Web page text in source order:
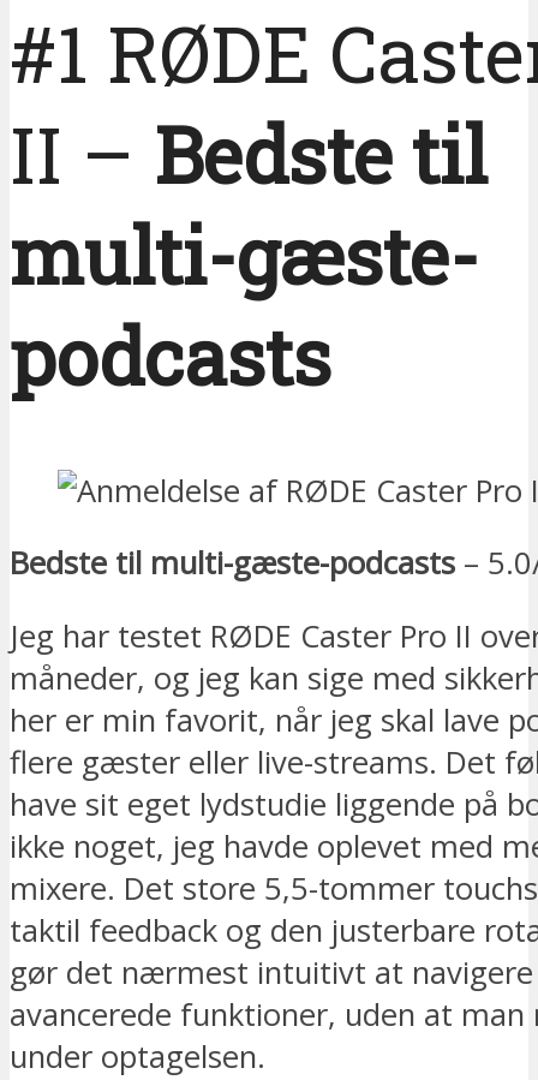
#1 RØDE
II – Bedste til
multi-gæste-
podcasts
Bedste til multi-gæste-podcasts –
Jeg har testet RØDE Caster Pro II
måneder, og jeg kan sige med
her er min favorit, når jeg skal lave
flere gæster eller live-streams. Det
have sit eget lydstudie liggende på
ikke noget, jeg havde oplevet med
mixere. Det store 5,5-tommer
taktil feedback og den justerbare
gør det nærmest intuitivt at
avancerede funktioner, uden at
under optagelsen.